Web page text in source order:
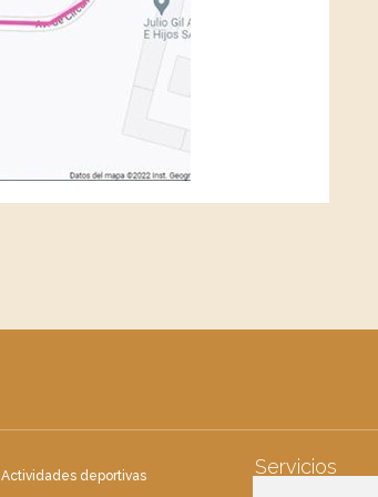
Actividades deportivas
Servicios